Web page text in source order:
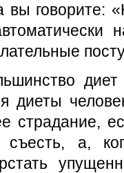
вы говорите:
диеты
страдание,
съесть, а,